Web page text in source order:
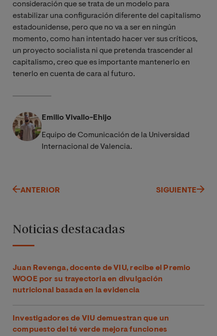
consideración que se trata de un modelo para
estabilizar una configuración diferente del capitalismo
estadounidense, pero que no va a ser en ningún
momento, como han intentado hacer ver sus críticos,
un proyecto socialista ni que pretenda trascender al
capitalismo, creo que es importante mantenerlo en
tenerlo en cuenta de cara al futuro.
Emilio Vivallo-Ehijo
Equipo de Comunicación de la Universidad
Internacional de Valencia.
ANTERIOR SIGUIENTE
Noticias destacadas
Juan Revenga, docente de VIU, recibe el Premio
WOOE por su trayectoria en divulgación
nutricional basada en la evidencia
Investigadores de VIU demuestran que un
compuesto del té verde mejora funciones